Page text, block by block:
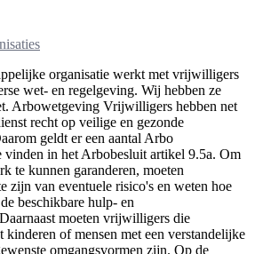
organisatie werkt met vrijwilligers
wet- en regelgeving. Wij hebben ze
Arbowetgeving Vrijwilligers hebben net
recht op veilige en gezonde
geldt er een aantal Arbo
in het Arbobesluit artikel 9.5a. Om
te kunnen garanderen, moeten
zijn van eventuele risico's en weten hoe
beschikbare hulp- en
moeten vrijwilligers die
of mensen met een verstandelijke
omgangsvormen zijn. Op de